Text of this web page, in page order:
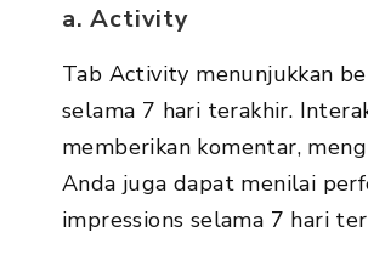
a. Activity
Tab Activity menunjukkan
selama 7 hari terakhir.
memberikan komentar,
Anda juga dapat menilai
impressions selama 7 hari